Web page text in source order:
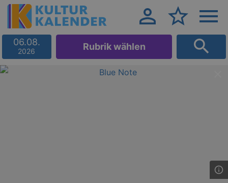
06.08.
2026 Rubrik wählen